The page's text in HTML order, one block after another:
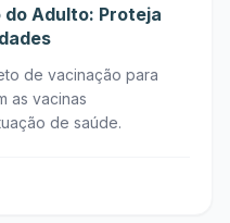
Adulto: Proteja
de vacinação para
as vacinas
de saúde.